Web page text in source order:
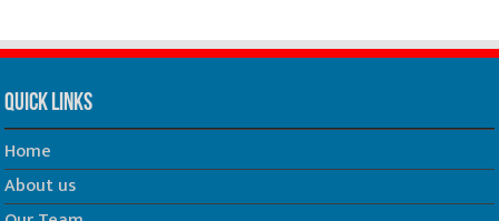
Quick Links
Home
About us